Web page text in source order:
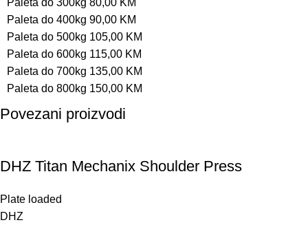
Paleta do 400kg 90,00 KM
Paleta do 500kg 105,00 KM
Paleta do 600kg 115,00 KM
Paleta do 700kg 135,00 KM
Paleta do 800kg 150,00 KM
Povezani proizvodi
DHZ Titan Mechanix Shoulder Press
Plate loaded
DHZ